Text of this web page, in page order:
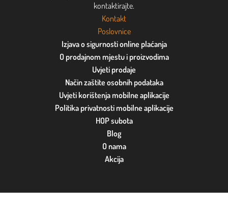
kontaktirajte.
Kontakt
Poslovnice
Izjava o sigurnosti online plaćanja
O prodajnom mjestu i proizvodima
Uvjeti prodaje
Način zaštite osobnih podataka
Uvjeti korištenja mobilne aplikacije
Politika privatnosti mobilne aplikacije
HOP subota
Blog
O nama
Akcija